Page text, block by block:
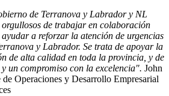
de Terranova y Labrador y NL
orgullosos de trabajar en colaboración
a reforzar la atención de urgencias
y Labrador. Se trata de apoyar la
de alta calidad en toda la provincia, y de
un compromiso con la excelencia". John
Operaciones y Desarrollo Empresarial